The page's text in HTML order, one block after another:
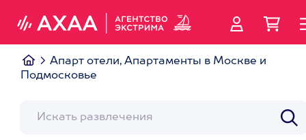
Апарт отели, Апартаменты в Москве и
Подмосковье